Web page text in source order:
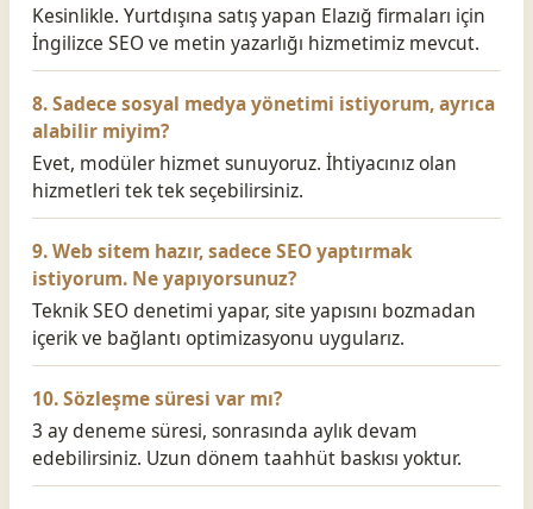
Kesinlikle. Yurtdışına satış yapan Elazığ firmaları için
İngilizce SEO ve metin yazarlığı hizmetimiz mevcut.
8. Sadece sosyal medya yönetimi istiyorum, ayrıca
alabilir miyim?
Evet, modüler hizmet sunuyoruz. İhtiyacınız olan
hizmetleri tek tek seçebilirsiniz.
9. Web sitem hazır, sadece SEO yaptırmak
istiyorum. Ne yapıyorsunuz?
Teknik SEO denetimi yapar, site yapısını bozmadan
içerik ve bağlantı optimizasyonu uygularız.
10. Sözleşme süresi var mı?
3 ay deneme süresi, sonrasında aylık devam
edebilirsiniz. Uzun dönem taahhüt baskısı yoktur.